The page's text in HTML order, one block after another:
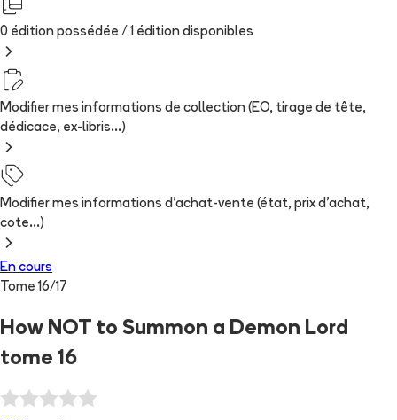
0 édition possédée / 1 édition disponibles
Modifier mes informations de collection (EO, tirage de tête,
dédicace, ex-libris...)
Modifier mes informations d'achat-vente (état, prix d'achat,
cote...)
En cours
Tome 16/17
How NOT to Summon a Demon Lord
tome 16